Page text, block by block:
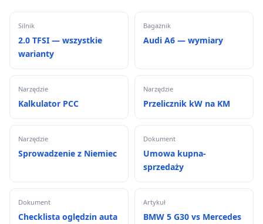
Silnik
2.0 TFSI — wszystkie
warianty
Bagażnik
Audi A6 — wymiary
Narzędzie
Kalkulator PCC
Narzędzie
Przelicznik kW na KM
Narzędzie
Sprowadzenie z Niemiec
Dokument
Umowa kupna-
sprzedaży
Dokument
Checklista oględzin auta
Artykuł
BMW 5 G30 vs Mercedes